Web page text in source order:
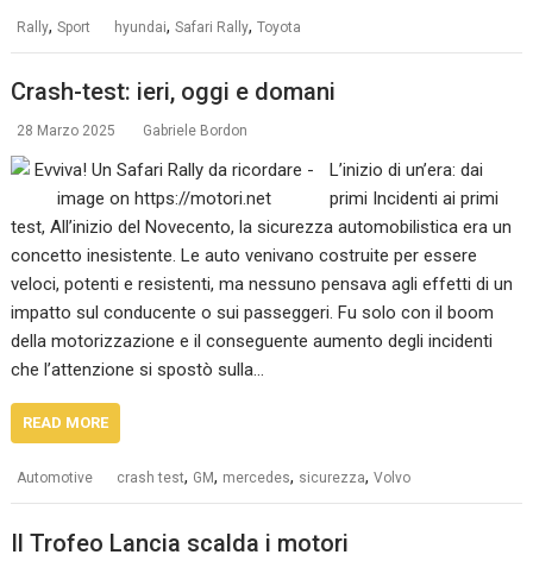
Rally,Sport hyundai,Safari Rally,Toyota
Crash-test: ieri, oggi e domani
28 Marzo 2025 Gabriele Bordon
L’inizio di un’era: dai
primi Incidenti ai primi
test, All’inizio del Novecento, la sicurezza automobilistica era un
concetto inesistente. Le auto venivano costruite per essere
veloci, potenti e resistenti, ma nessuno pensava agli effetti di un
impatto sul conducente o sui passeggeri. Fu solo con il boom
della motorizzazione e il conseguente aumento degli incidenti
che l’attenzione si spostò sulla…
READ MORE
Automotive crash test, GM, mercedes, sicurezza,Volvo
Il Trofeo Lancia scalda i motori